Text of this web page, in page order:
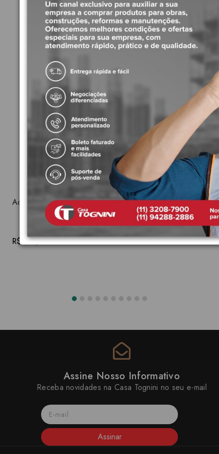
Produtos Relacionados
Acabamento 1/2 ,3/4 e 1 polegada Unic Deca 4900.C90.PQ
R$939,51
Assine Nosso Informativo
Receba novidades na Casa Tognini no seu e-mail
Assinar